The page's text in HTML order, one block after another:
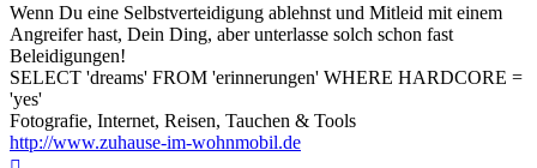
Wenn Du eine Selbstverteidigung ablehnst und Mitleid mit einem
Angreifer hast, Dein Ding, aber unterlasse solch schon fast
Beleidigungen!
SELECT 'dreams' FROM 'erinnerungen' WHERE HARDCORE =
'yes'
Fotografie, Internet, Reisen, Tauchen & Tools
http://www.zuhause-im-wohnmobil.de